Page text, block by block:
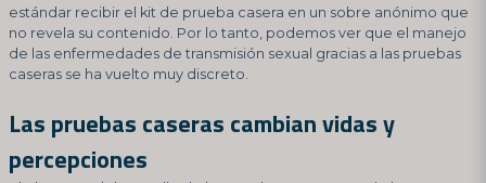
estándar recibir el kit de prueba casera en un sobre anónimo que
no revela su contenido. Por lo tanto, podemos ver que el manejo
de las enfermedades de transmisión sexual gracias a las pruebas
caseras se ha vuelto muy discreto.
Las pruebas caseras cambian vidas y
percepciones